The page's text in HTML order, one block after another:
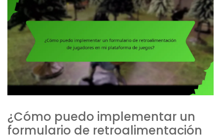
¿Cómo puedo implementar un
formulario de retroalimentación